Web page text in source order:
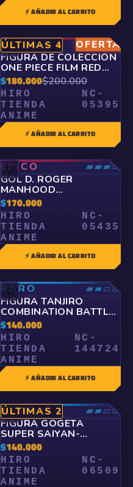
⚡ AÑADIR AL CARRITO
🤍
ÚLTIMAS 4 OFERTA
ÉPICO
▰▰▰▱
FIGURA DE COLECCIÓN
ONE PIECE FILM RED
KING OF ARTIST THE
SHANKS BANPRESTO
$180.000$200.000
HIRO
TIENDA
ANIME
NC-
05395
⚡ AÑADIR AL CARRITO
🤍
ÉPICO
▰▰▰▱
GOL D. ROGER
MANHOOD
(BANPRESTO)-ONE
PIECE
$170.000
HIRO
TIENDA
ANIME
NC-
05435
⚡ AÑADIR AL CARRITO
🤍
RARO
▰▰▱▱
FIGURA TANJIRO
COMBINATION BATTLE
– DEMON SLAYER
$140.000
HIRO
TIENDA
ANIME
NC-
144724
⚡ AÑADIR AL CARRITO
🤍
ÚLTIMAS 2
RARO
▰▰▱▱
FIGURA GOGETA
SUPER SAIYAN-
DRAGON BALL
BANPRESTO
$140.000
HIRO
TIENDA
ANIME
NC-
06509